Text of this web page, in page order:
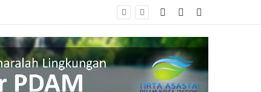
Log InRandom Article